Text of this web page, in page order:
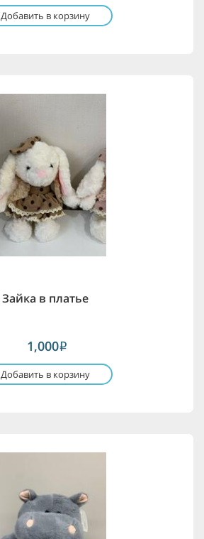
Добавить в корзину
Зайка в платье
1,000i
Добавить в корзину